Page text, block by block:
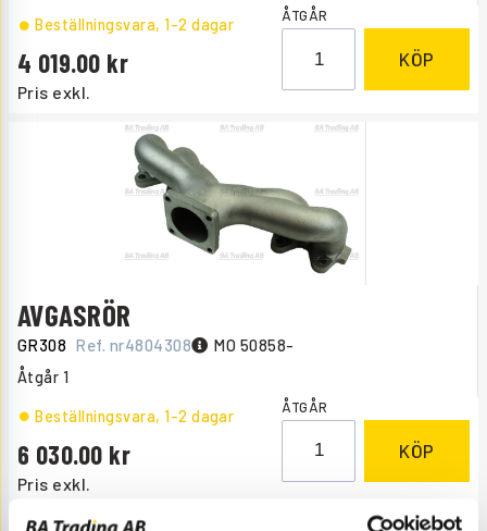
Pris exkl.
4 019.00
Beställningsvara, 1-2 dagar ÅTGÅR
KÖP
AVGASRÖR
GR308 Ref. nr4804308 MO 50858-
Åtgår 1
Pris exkl.
6 030.00
Beställningsvara, 1-2 dagar ÅTGÅR
KÖP